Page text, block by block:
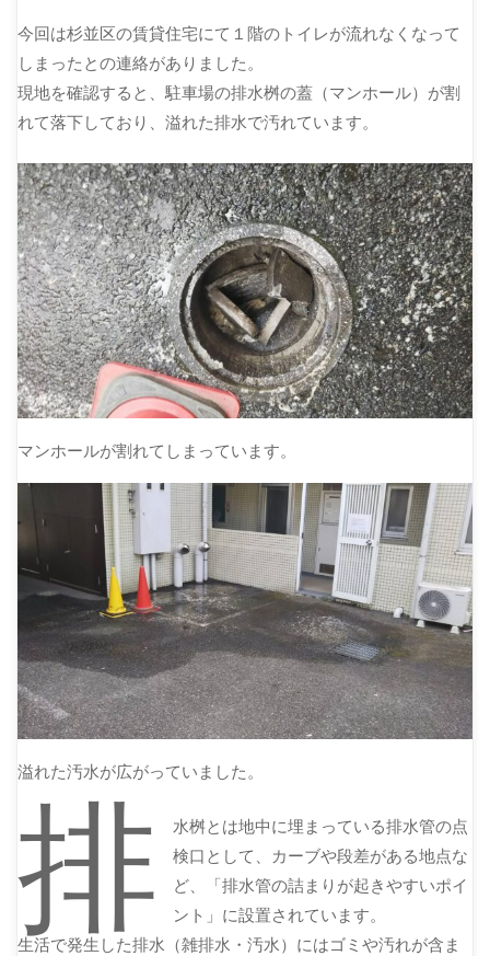
今回は杉並区の賃貸住宅にて１階のトイレが流れなくなって
しまったとの連絡がありました。
現地を確認すると、駐車場の排水桝の蓋（マンホール）が割
れて落下しており、溢れた排水で汚れています。
マンホールが割れてしまっています。
溢れた汚水が広がっていました。
排
水桝とは地中に埋まっている排水管の点
検口として、カーブや段差がある地点な
ど、「排水管の詰まりが起きやすいポイ
ント」に設置されています。
生活で発生した排水（雑排水・汚水）にはゴミや汚れが含ま